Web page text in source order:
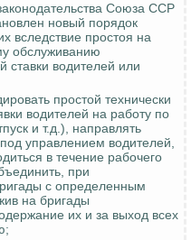
Союза ССР
новый порядок
вследствие простоя на
обслуживанию
ставки водителей или
простой технически
водителей на работу по
и т.д.), направлять
управлением водителей,
в течение рабочего
при
с определенным
на бригады
их и за выход всех